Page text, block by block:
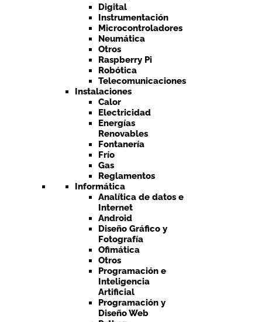
Digital
Instrumentación
Microcontroladores
Neumática
Otros
Raspberry Pi
Robótica
Telecomunicaciones
Instalaciones
Calor
Electricidad
Energías
Renovables
Fontanería
Frío
Gas
Reglamentos
Informática
Analítica de datos e
Internet
Android
Diseño Gráfico y
Fotografía
Ofimática
Otros
Programación e
Inteligencia
Artificial
Programación y
Diseño Web